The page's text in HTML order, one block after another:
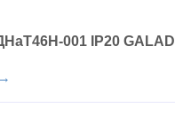
001 IP20 GALAD